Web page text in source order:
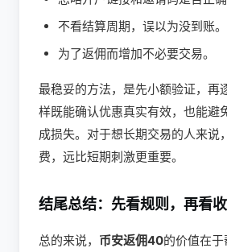
不看结算周期，误以为没到账。
为了返佣而增加不必要交易。
最稳妥的方法，是先小额验证，再
样既能确认优惠真实有效，也能避
成损失。对于想长期交易的人来说
费，远比短期刺激更重要。
结尾总结：先看规则，再看
总的来说， 币安返佣40的价值在